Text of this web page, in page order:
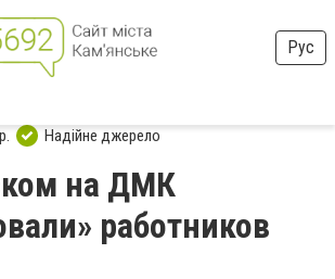
Рус
Надійне джерело
на ДМК
работников